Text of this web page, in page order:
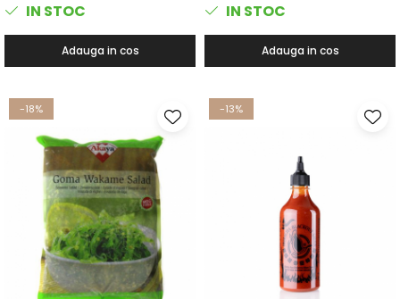
IN STOC
Adauga in cos
IN STOC
Adauga in cos
-18% -13%